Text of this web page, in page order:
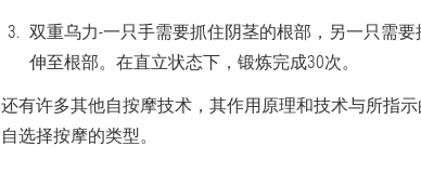
双重乌力-一只手需要抓住阴茎的根部，另一只需
伸至根部。在直立状态下，锻炼完成30次。
还有许多其他自按摩技术，其作用原理和技术与所指
自选择按摩的类型。